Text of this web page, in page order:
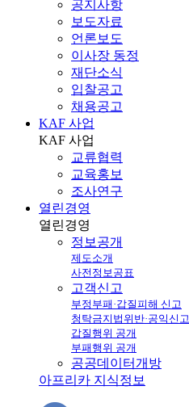
공지사항
보도자료
언론보도
이사장 동정
재단소식
입찰공고
채용공고
KAF 사업
KAF 사업
교류협력
교육홍보
조사연구
열린경영
열린경영
정보공개
제도소개
사전정보공표
고객신고
부정부패·갑질피해 신고
청탁금지법위반·공익신고
갑질행위 공개
부패행위 공개
공공데이터개방
아프리카 지식정보